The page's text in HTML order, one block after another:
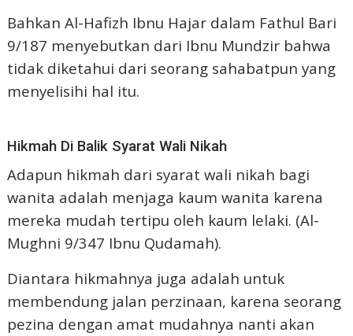
Bahkan Al-Hafizh Ibnu Hajar dalam Fathul Bari
9/187 menyebutkan dari Ibnu Mundzir bahwa
tidak diketahui dari seorang sahabatpun yang
menyelisihi hal itu.
Hikmah Di Balik Syarat Wali Nikah
Adapun hikmah dari syarat wali nikah bagi
wanita adalah menjaga kaum wanita karena
mereka mudah tertipu oleh kaum lelaki. (Al-
Mughni 9/347 Ibnu Qudamah).
Diantara hikmahnya juga adalah untuk
membendung jalan perzinaan, karena seorang
pezina dengan amat mudahnya nanti akan